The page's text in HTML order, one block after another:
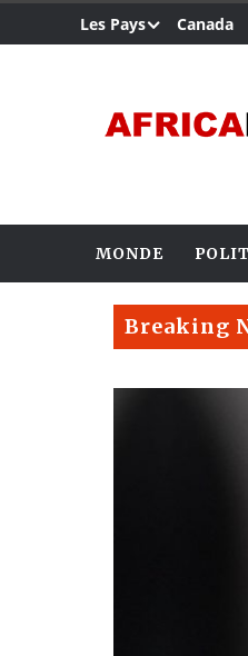
Les Pays Canada
MONDE
Breaking